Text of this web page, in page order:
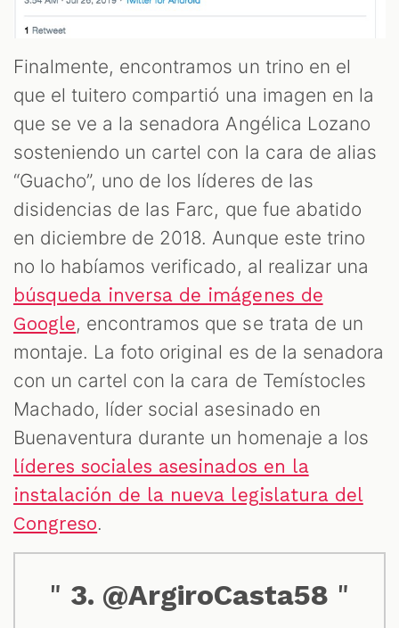
Finalmente, encontramos un trino en el
que el tuitero compartió una imagen en la
que se ve a la senadora Angélica Lozano
sosteniendo un cartel con la cara de alias
“Guacho”, uno de los líderes de las
disidencias de las Farc, que fue abatido
en diciembre de 2018. Aunque este trino
no lo habíamos verificado, al realizar una
búsqueda inversa de imágenes de
Google, encontramos que se trata de un
montaje. La foto original es de la senadora
con un cartel con la cara de Temístocles
Machado, líder social asesinado en
Buenaventura durante un homenaje a los
líderes sociales asesinados en la
instalación de la nueva legislatura del
Congreso.
3. @ArgiroCasta58